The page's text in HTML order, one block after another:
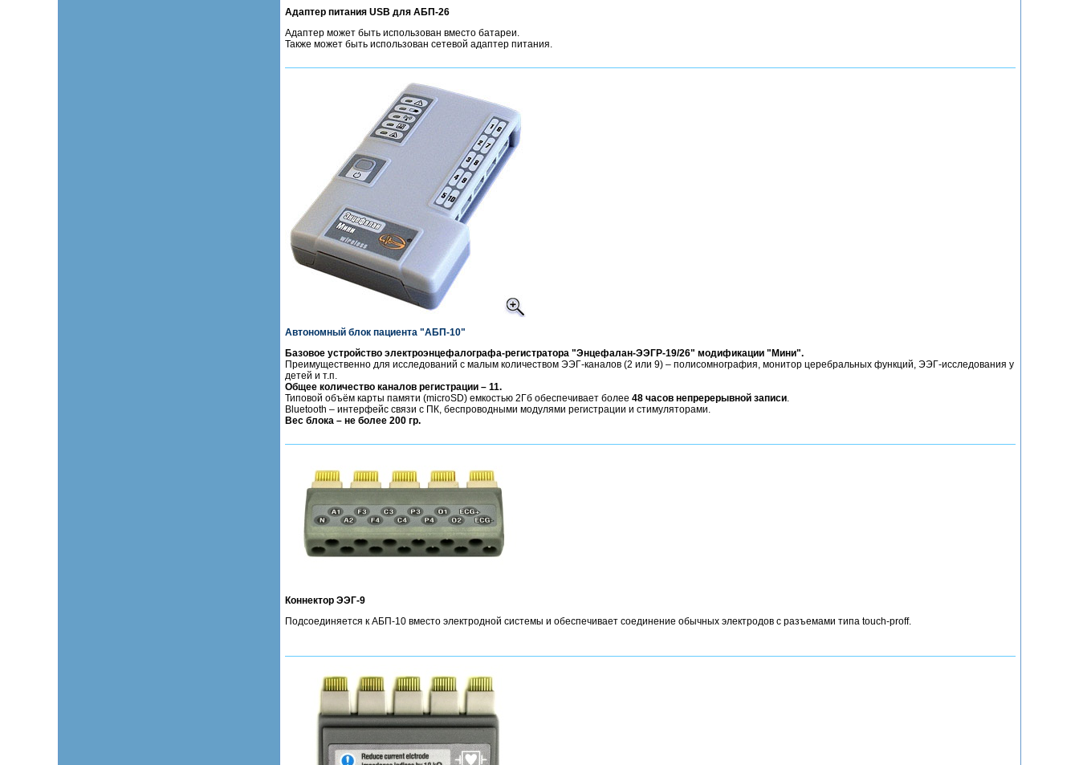
Адаптер питания USB для АБП-26
Адаптер может быть использован вместо батареи.
Также может быть использован сетевой адаптер питания.
Автономный блок пациента "АБП-10"
Базовое устройство электроэнцефалографа-регистратора "Энцефалан-ЭЭГР-19/26" модификации "Мини".
Преимущественно для исследований с малым количеством ЭЭГ-каналов (2 или 9) – полисомнография, монитор церебральных функций, ЭЭГ-исследования у
детей и т.п.
Общее количество каналов регистрации – 11.
Типовой объём карты памяти (microSD) емкостью 2Гб обеспечивает более 48 часов непререрывной записи.
Bluetooth – интерфейс связи с ПК, беспроводными модулями регистрации и стимуляторами.
Вес блока – не более 200 гр.
Коннектор ЭЭГ-9
Подсоединяется к АБП-10 вместо электродной системы и обеспечивает соединение обычных электродов с разъемами типа touch-proff.